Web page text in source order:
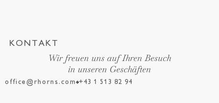
KONTAKT
Wir freuen uns auf Ihren Besuch
in unseren Geschäften
office@rhorns.com +43 1 513 82 94